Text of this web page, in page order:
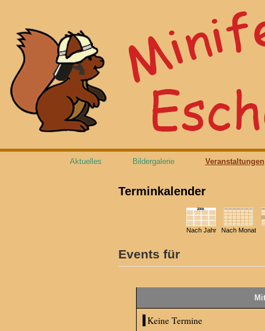
Aktuelles Bildergalerie Veranstaltungen
Terminkalender
Nach Jahr Nach Monat
Events für
Keine Termine